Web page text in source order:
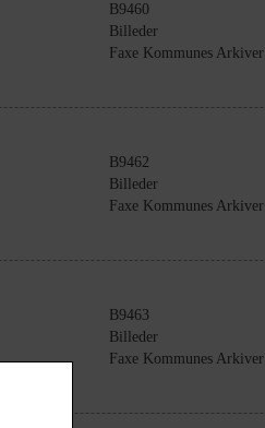
B9460
Billeder
Faxe Kommunes Arkiver
B9462
Billeder
Faxe Kommunes Arkiver
B9463
Billeder
Faxe Kommunes Arkiver